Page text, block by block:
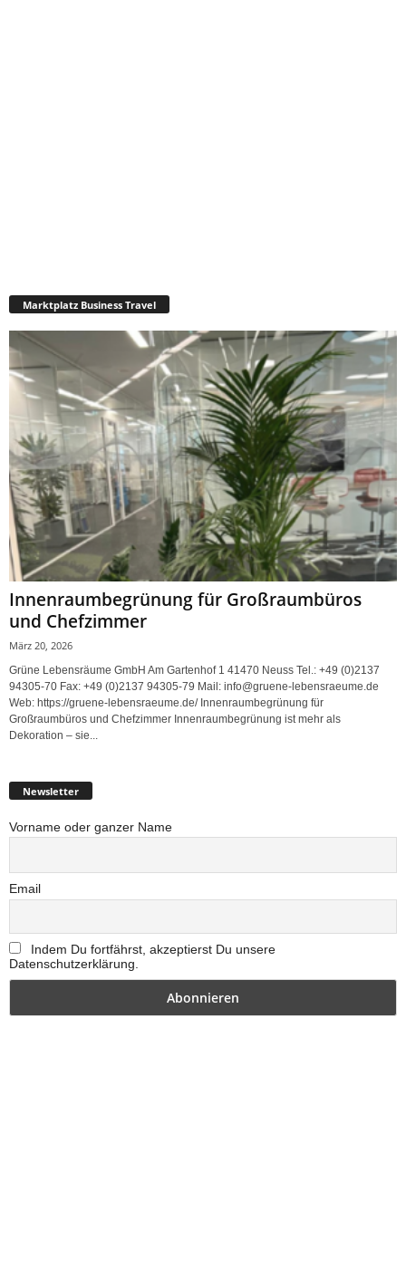
Marktplatz Business Travel
Innenraumbegrünung für Großraumbüros
und Chefzimmer
März 20, 2026
Grüne Lebensräume GmbH Am Gartenhof 1 41470 Neuss Tel.: +49 (0)2137
94305-70 Fax: +49 (0)2137 94305-79 Mail: info@gruene-lebensraeume.de
Web: https://gruene-lebensraeume.de/ Innenraumbegrünung für
Großraumbüros und Chefzimmer Innenraumbegrünung ist mehr als
Dekoration – sie...
Newsletter
Vorname oder ganzer Name
Email
Indem Du fortfährst, akzeptierst Du unsere
Datenschutzerklärung.